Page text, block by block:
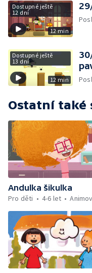
Dostupné ještě
12 dní
12 min
Dostupné ještě
13 dní
12 min
Ostatní také
Andulka šikulka
Pro děti
4-6 let